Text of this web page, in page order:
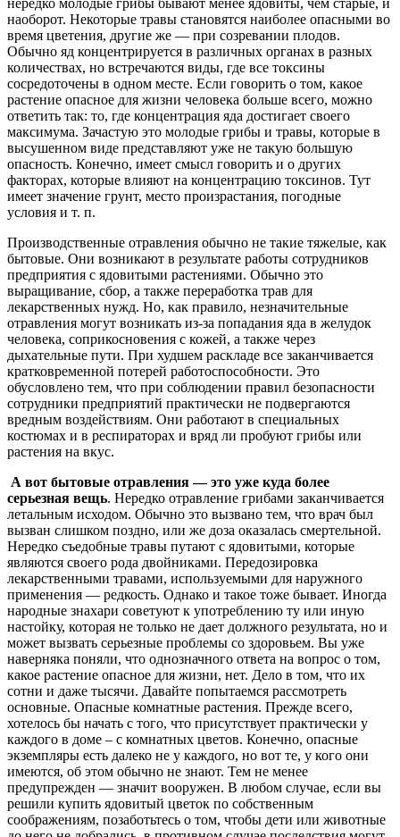
наоборот. Некоторые травы становятся наиболее опасными во
время цветения, другие же — при созревании плодов.
Обычно яд концентрируется в различных органах в разных
количествах, но встречаются виды, где все токсины
сосредоточены в одном месте. Если говорить о том, какое
растение опасное для жизни человека больше всего, можно
ответить так: то, где концентрация яда достигает своего
максимума. Зачастую это молодые грибы и травы, которые в
высушенном виде представляют уже не такую большую
опасность. Конечно, имеет смысл говорить и о других
факторах, которые влияют на концентрацию токсинов. Тут
имеет значение грунт, место произрастания, погодные
условия и т. п.
Производственные отравления обычно не такие тяжелые, как
бытовые. Они возникают в результате работы сотрудников
предприятия с ядовитыми растениями. Обычно это
выращивание, сбор, а также переработка трав для
лекарственных нужд. Но, как правило, незначительные
отравления могут возникать из-за попадания яда в желудок
человека, соприкосновения с кожей, а также через
дыхательные пути. При худшем раскладе все заканчивается
кратковременной потерей работоспособности. Это
обусловлено тем, что при соблюдении правил безопасности
сотрудники предприятий практически не подвергаются
вредным воздействиям. Они работают в специальных
костюмах и в респираторах и вряд ли пробуют грибы или
растения на вкус.
А вот бытовые отравления — это уже куда более
серьезная вещь. Нередко отравление грибами заканчивается
летальным исходом. Обычно это вызвано тем, что врач был
вызван слишком поздно, или же доза оказалась смертельной.
Нередко съедобные травы путают с ядовитыми, которые
являются своего рода двойниками. Передозировка
лекарственными травами, используемыми для наружного
применения — редкость. Однако и такое тоже бывает. Иногда
народные знахари советуют к употреблению ту или иную
настойку, которая не только не дает должного результата, но и
может вызвать серьезные проблемы со здоровьем. Вы уже
наверняка поняли, что однозначного ответа на вопрос о том,
какое растение опасное для жизни, нет. Дело в том, что их
сотни и даже тысячи. Давайте попытаемся рассмотреть
основные. Опасные комнатные растения. Прежде всего,
хотелось бы начать с того, что присутствует практически у
каждого в доме – с комнатных цветов. Конечно, опасные
экземпляры есть далеко не у каждого, но вот те, у кого они
имеются, об этом обычно не знают. Тем не менее
предупрежден — значит вооружен. В любом случае, если вы
решили купить ядовитый цветок по собственным
соображениям, позаботьтесь о том, чтобы дети или животные